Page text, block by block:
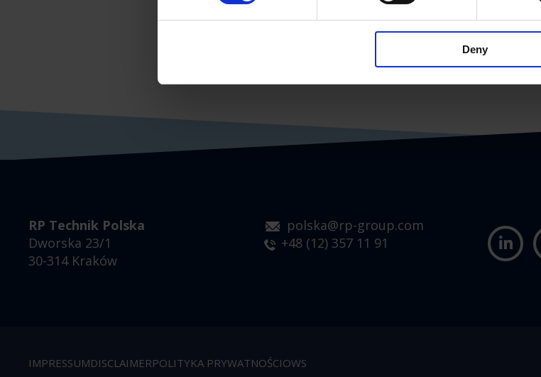
Deny
RP Technik Polska
Dworska 23/1
30-314 Kraków
polska@rp-group.com
+48 (12) 357 11 91
IMPRESSUMDISCLAIMERPOLITYKA PRYWATNOŚCIOWS